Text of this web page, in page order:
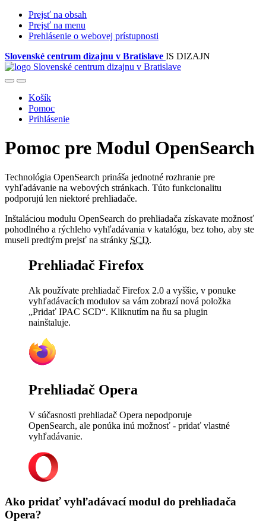
Prejsť na obsah
Prejsť na menu
Prehlásenie o webovej prístupnosti
Slovenské centrum dizajnu v Bratislave IS DIZAJN
Košík
Pomoc
Prihlásenie
Pomoc pre Modul OpenSearch
Technológia OpenSearch prináša jednotné rozhranie pre
vyhľadávanie na webových stránkach. Túto funkcionalitu
podporujú len niektoré prehliadače.
Inštaláciou modulu OpenSearch do prehliadača získavate možnosť
pohodlného a rýchleho vyhľadávania v katalógu, bez toho, aby ste
museli predtým prejsť na stránky SCD.
Prehliadač Firefox
Ak používate prehliadač Firefox 2.0 a vyššie, v ponuke
vyhľadávacích modulov sa vám zobrazí nová položka
„Pridať IPAC SCD“. Kliknutím na ňu sa plugin
nainštaluje.
Prehliadač Opera
V súčasnosti prehliadač Opera nepodporuje
OpenSearch, ale ponúka inú možnosť - pridať vlastné
vyhľadávanie.
Ako pridať vyhľadávací modul do prehliadača
Opera?